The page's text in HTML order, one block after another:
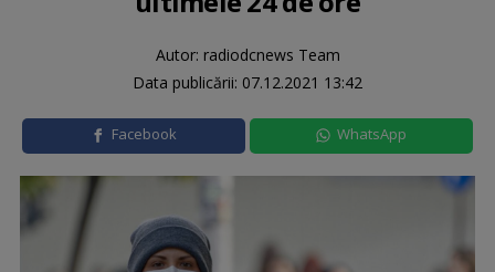
Autor: radiodcnews Team
Data publicării: 07.12.2021 13:42
Facebook WhatsApp